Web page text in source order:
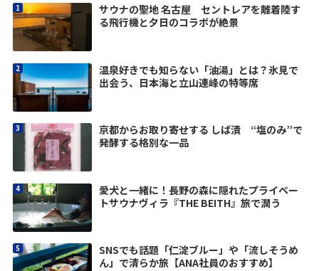
サウナの聖地 名古屋 セントレアを離着陸す
る飛行機と夕日のコラボが絶景
温泉好きでも知らない「油湯」とは？氷見で
出会う、日本海と立山連峰の特等席
京都からお取り寄せする しば漬 “塩のみ”で
発酵する格別な一品
愛犬と一緒に！長野の森に隠れたプライベー
トサウナヴィラ『THE BEITH』旅で潤う
SNSでも話題「仁淀ブルー」や「流しそうめ
ん」で清らか旅【ANA社員のおすすめ】